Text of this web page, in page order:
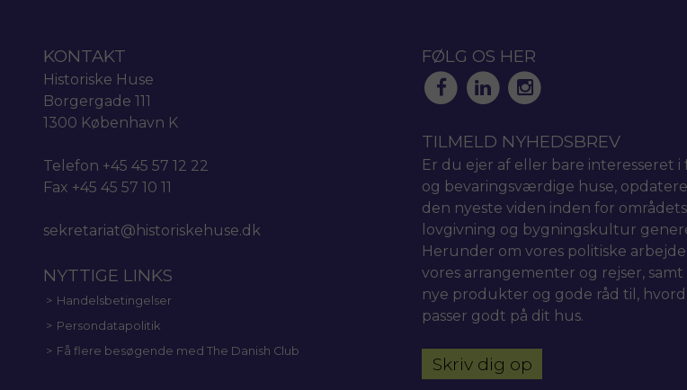
KONTAKT
Historiske Huse
Borgergade 111
1300 København K
Telefon +45 45 57 12 22
Fax +45 45 57 10 11
sekretariat@historiskehuse.dk
NYTTIGE LINKS
Handelsbetingelser
Persondatapolitik
Få flere besøgende med The Danish Club
FØLG OS HER
TILMELD NYHEDSBREV
Er du ejer af eller bare interesseret i
og bevaringsværdige huse,
den nyeste viden inden for områdets
lovgivning og bygningskultur
Herunder om vores politiske
vores arrangementer og rejser, samt
nye produkter og gode råd til,
passer godt på dit hus.
Skriv dig op